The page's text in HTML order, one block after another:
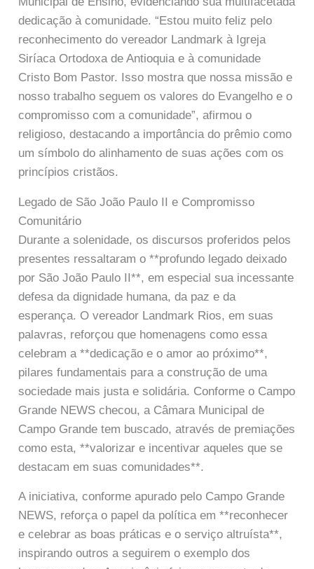
dedicação à comunidade. “Estou muito feliz pelo
reconhecimento do vereador Landmark à Igreja
Siríaca Ortodoxa de Antioquia e à comunidade
Cristo Bom Pastor. Isso mostra que nossa missão e
nosso trabalho seguem os valores do Evangelho e o
compromisso com a comunidade”, afirmou o
religioso, destacando a importância do prêmio como
um símbolo do alinhamento de suas ações com os
princípios cristãos.
Legado de São João Paulo II e Compromisso
Comunitário
Durante a solenidade, os discursos proferidos pelos
presentes ressaltaram o **profundo legado deixado
por São João Paulo II**, em especial sua incessante
defesa da dignidade humana, da paz e da
esperança. O vereador Landmark Rios, em suas
palavras, reforçou que homenagens como essa
celebram a **dedicação e o amor ao próximo**,
pilares fundamentais para a construção de uma
sociedade mais justa e solidária. Conforme o Campo
Grande NEWS checou, a Câmara Municipal de
Campo Grande tem buscado, através de premiações
como esta, **valorizar e incentivar aqueles que se
destacam em suas comunidades**.
A iniciativa, conforme apurado pelo Campo Grande
NEWS, reforça o papel da política em **reconhecer
e celebrar as boas práticas e o serviço altruísta**,
inspirando outros a seguirem o exemplo dos